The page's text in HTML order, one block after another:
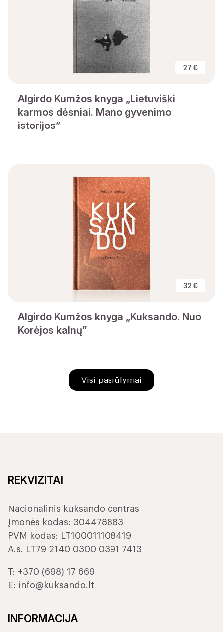
27 €
Algirdo Kumžos knyga „Lietuviški
karmos dėsniai. Mano gyvenimo
istorijos”
32 €
Algirdo Kumžos knyga „Kuksando. Nuo
Korėjos kalnų”
Visi pasiūlymai
REKVIZITAI
Nacionalinis kuksando centras
Įmonės kodas: 304478883
PVM kodas: LT100011108419
A.s. LT79 2140 0300 0391 7413
T: +370 (698) 17 669
E: info@kuksando.lt
INFORMACIJA